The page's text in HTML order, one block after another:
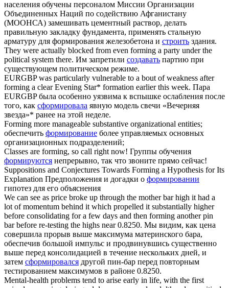
населения обучены персоналом Миссии Организации
Объединенных Наций по содействию Афганистану
(МООНСА) замешивать цементный раствор, делать
правильную закладку фундамента, применять стальную
арматуру для формирования железобетона и строить здания.
They were actually blocked from even forming a party under the
political system there. Им запретили создавать партию при
существующем политическом режиме.
EURGBP was particularly vulnerable to a bout of weakness after
forming a clear Evening Star* formation earlier this week. Пара
EURGBP была особенно уязвима к вспышке ослабления после
того, как сформировала явную модель свечи «Вечерняя
звезда»* ранее на этой неделе.
Forming more manageable substantive organizational entities;
обеспечить формирование более управляемых основных
организационных подразделений;
Classes are forming, so call right now! Группы обучения
формируются непрерывно, так что звоните прямо сейчас!
Suppositions and Conjectures Towards Forming a Hypothesis for Its
Explanation Предположения и догадки о формировании
гипотез для его объяснения
We can see as price broke up through the mother bar high it had a
lot of momentum behind it which propelled it substantially higher
before consolidating for a few days and then forming another pin
bar before re-testing the highs near 0.8250. Мы видим, как цена
совершила прорыв выше максимума материнского бара,
обеспечив большой импульс и продвинувшись существенно
выше перед консолидацией в течение нескольких дней, и
затем сформировался другой пин-бар перед повторным
тестированием максимумов в районе 0.8250.
Mental-health problems tend to arise early in life, with the first